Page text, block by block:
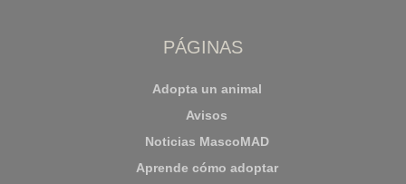
PÁGINAS
Adopta un animal
Avisos
Noticias MascoMAD
Aprende cómo adoptar